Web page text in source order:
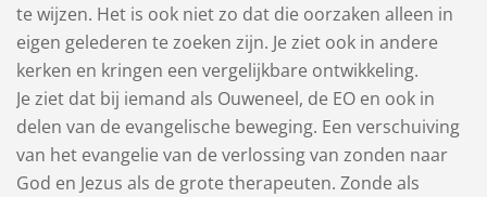
te wijzen. Het is ook niet zo dat die oorzaken alleen in
eigen gelederen te zoeken zijn. Je ziet ook in andere
kerken en kringen een vergelijkbare ontwikkeling.
Je ziet dat bij iemand als Ouweneel, de EO en ook in
delen van de evangelische beweging. Een verschuiving
van het evangelie van de verlossing van zonden naar
God en Jezus als de grote therapeuten. Zonde als